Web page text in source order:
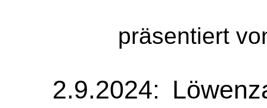
präsentiert
2.9.2024: